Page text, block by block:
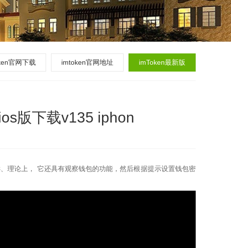
官网下载 imtoken官网地址 imToken最新版
版下载v135 iphon
理论上， 它还具有观察钱包的功能，然后根据提示设置钱包密